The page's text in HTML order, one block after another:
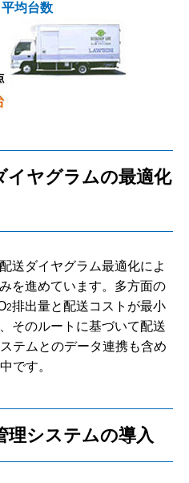
均台数
イヤグラムの最適化
送ダイヤグラム最適化によ
を進めています。多方面の
2排出量と配送コストが最小
そのルートに基づいて配送
テムとのデータ連携も含め
です。
理システムの導入